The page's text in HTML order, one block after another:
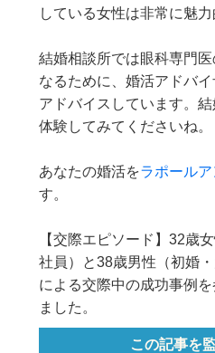
している女性は非常に魅力
結婚相談所では眼科専門
なるために、婚活アドバ
アドバイスしています。
体験してみてくださいね。
あなたの婚活をラポール
す。
【交際エピソード】32歳
社員）と38歳男性（初婚
による交際中の成功事例
ました。
この記事を